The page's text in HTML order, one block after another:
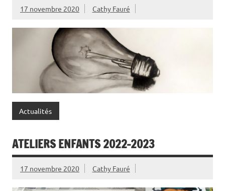
17 novembre 2020 Cathy Fauré
Actualités
ATELIERS ENFANTS 2022-2023
17 novembre 2020 Cathy Fauré